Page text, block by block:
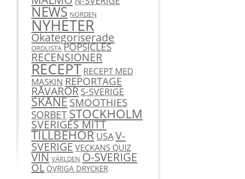
NEWS NORDEN
NYHETER
Okategoriserade
ORDLISTA POPSICLES
RECENSIONER
RECEPT RECEPT MED
MASKIN REPORTAGE
RÅVARORS-SVERIGE
SKÅNESMOOTHIES
SORBETSTOCKHOLM
SVERIGES MITT
TILLBEHÖRUSAV-
SVERIGEVECKANS QUIZ
VIN VÄRLDEN Ö-SVERIGE
ÖL ÖVRIGA DRYCKER